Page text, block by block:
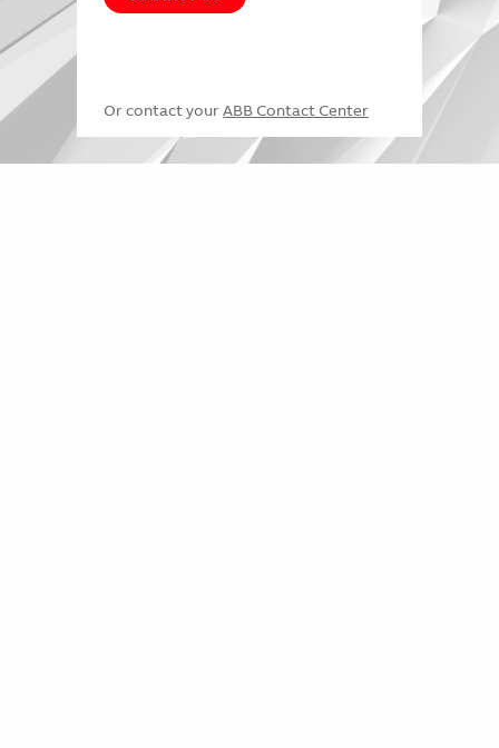
Or contact your ABB Contact Center